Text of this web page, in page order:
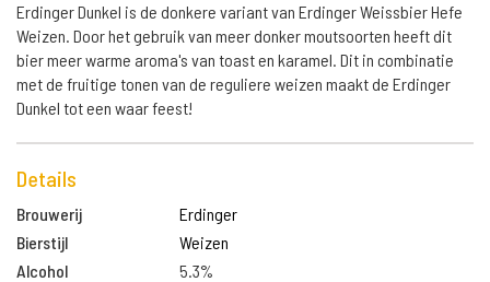
Erdinger Dunkel is de donkere variant van Erdinger Weissbier Hefe
Weizen. Door het gebruik van meer donker moutsoorten heeft dit
bier meer warme aroma's van toast en karamel. Dit in combinatie
met de fruitige tonen van de reguliere weizen maakt de Erdinger
Dunkel tot een waar feest!
Details
Brouwerij
Erdinger
Bierstijl
Weizen
Alcohol
5.3%